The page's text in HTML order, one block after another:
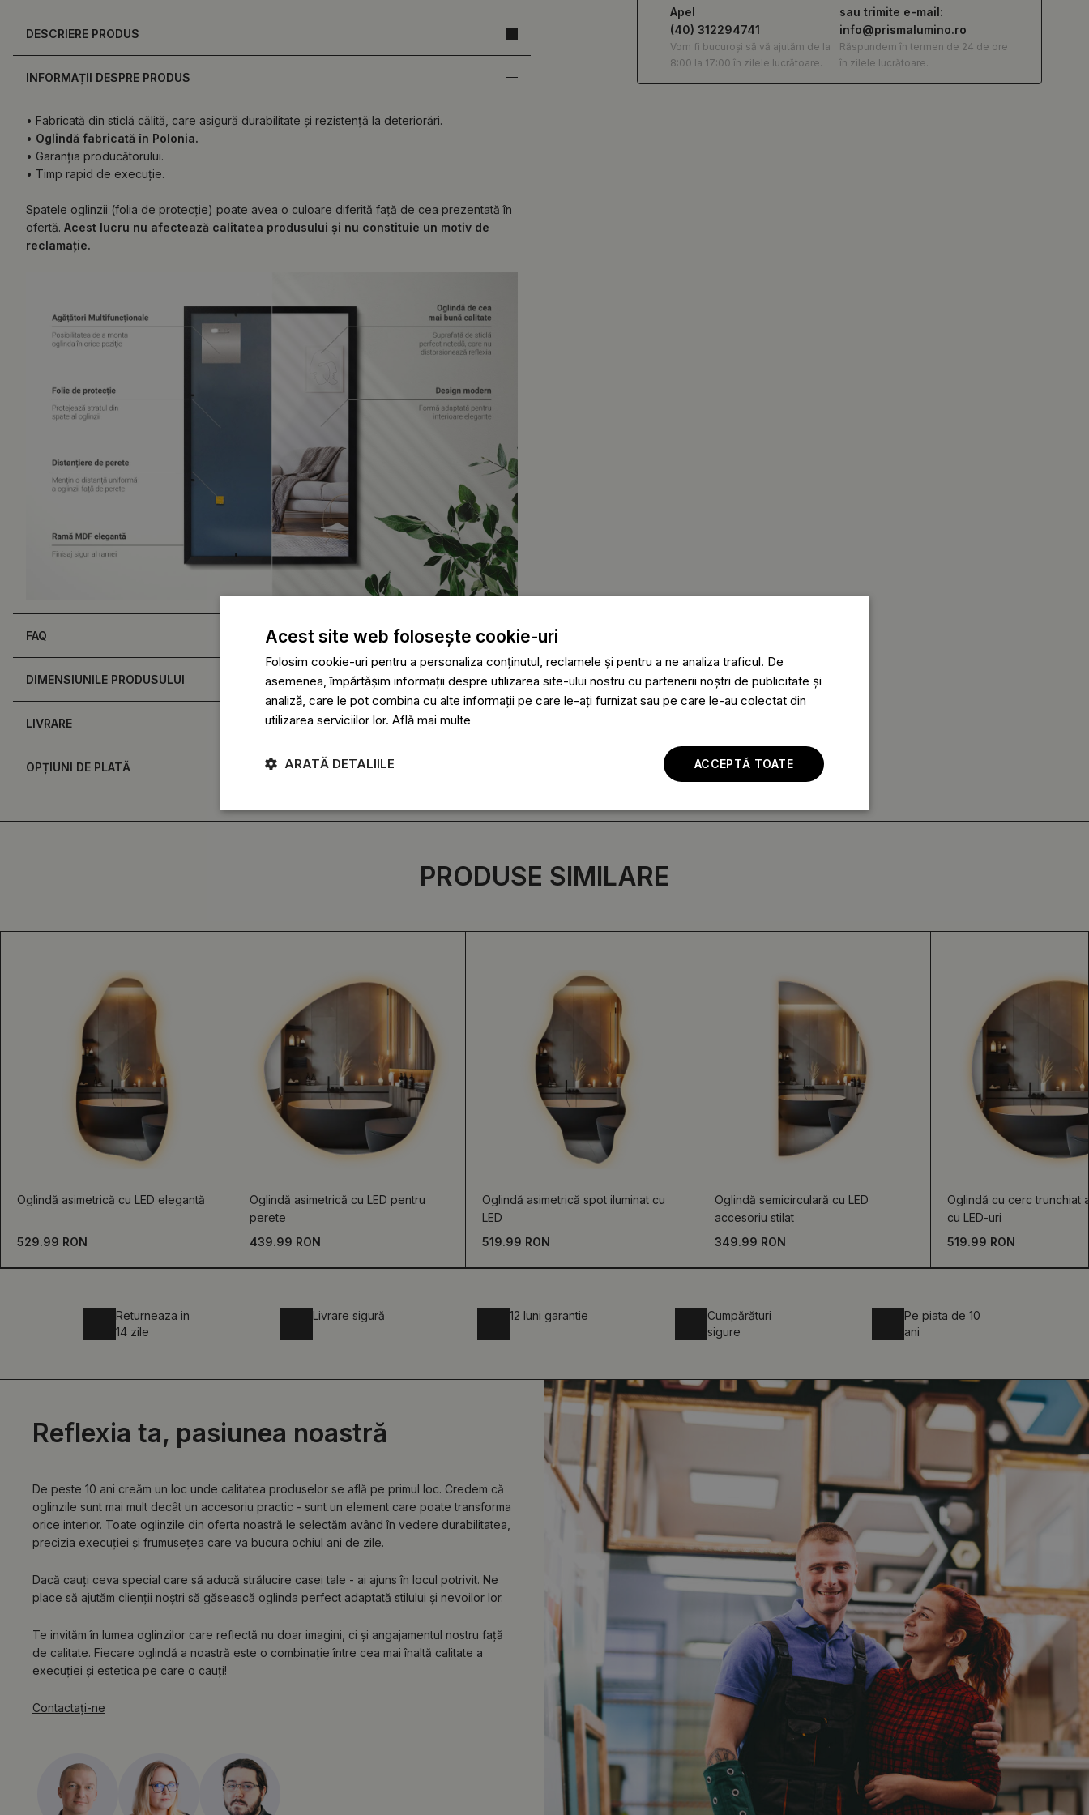
DESCRIERE PRODUS
INFORMAȚII DESPRE PRODUS
• Fabricată din sticlă călită, care asigură durabilitate și rezistență la deteriorări.
• Oglindă fabricată în Polonia.
• Garanția producătorului.
• Timp rapid de execuție.
Spatele oglinzii (folia de protecție) poate avea o culoare diferită față de cea prezentată în
ofertă. Acest lucru nu afectează calitatea produsului și nu constituie un motiv de
reclamație.
FAQ
DIMENSIUNILE PRODUSULUI
LIVRARE
OPȚIUNI DE PLATĂ
Apel
(40) 312294741
Vom fi bucuroși să vă ajutăm de la
8:00 la 17:00 în zilele lucrătoare.
sau trimite e-mail:
info@prismalumino.ro
Răspundem în termen de 24 de ore
în zilele lucrătoare.
PRODUSE SIMILARE
Oglindă asimetrică cu LED elegantă
529.99 RON
Oglindă asimetrică cu LED pentru
perete
439.99 RON
Oglindă asimetrică spot iluminat cu
LED
519.99 RON
Oglindă semicirculară cu LED
accesoriu stilat
349.99 RON
Oglindă cu cerc trunchiat
cu LED-uri
519.99 RON
Returneaza in
14 zile
Livrare sigură 12 luni garantie
Cumpărături
sigure
Pe piata de 10
ani
Reflexia ta, pasiunea noastră
De peste 10 ani creăm un loc unde calitatea produselor se află pe primul loc. Credem că
oglinzile sunt mai mult decât un accesoriu practic - sunt un element care poate transforma
orice interior. Toate oglinzile din oferta noastră le selectăm având în vedere durabilitatea,
precizia execuției și frumusețea care va bucura ochiul ani de zile.
Dacă cauți ceva special care să aducă strălucire casei tale - ai ajuns în locul potrivit. Ne
place să ajutăm clienții noștri să găsească oglinda perfect adaptată stilului și nevoilor lor.
Te invităm în lumea oglinzilor care reflectă nu doar imagini, ci și angajamentul nostru față
de calitate. Fiecare oglindă a noastră este o combinație între cea mai înaltă calitate a
execuției și estetica pe care o cauți!
Contactaţi-ne
Acest site web folosește cookie-uri
Folosim cookie-uri pentru a personaliza conținutul, reclamele și pentru a ne analiza traficul. De
asemenea, împărtășim informații despre utilizarea site-ului nostru cu partenerii noștri de publicitate și
analiză, care le pot combina cu alte informații pe care le-ați furnizat sau pe care le-au colectat din
utilizarea serviciilor lor. Află mai multe
ACCEPTĂ TOATE
ARATĂ DETALIILE